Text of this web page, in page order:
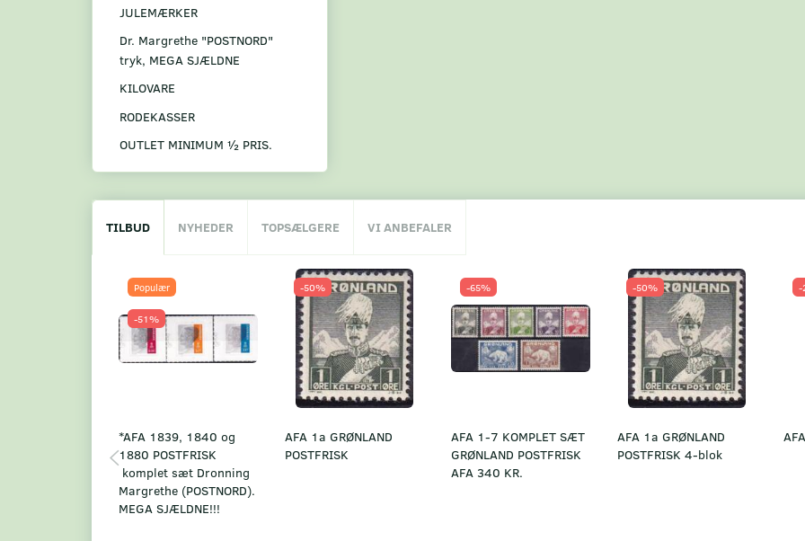
JULEMÆRKER
Dr. Margrethe "POSTNORD"
tryk, MEGA SJÆLDNE
KILOVARE
RODEKASSER
OUTLET MINIMUM ½ PRIS.
TILBUD NYHEDER TOPSÆLGERE VI ANBEFALER
Populær
-51%
*AFA 1839, 1840 og
1880 POSTFRISK
komplet sæt Dronning
Margrethe (POSTNORD).
MEGA SJÆLDNE!!!
-50%
AFA 1a GRØNLAND
POSTFRISK
-65%
AFA 1-7 KOMPLET SÆT
GRØNLAND POSTFRISK
AFA 340 KR.
-50%
AFA 1a GRØNLAND
POSTFRISK 4-blok
-